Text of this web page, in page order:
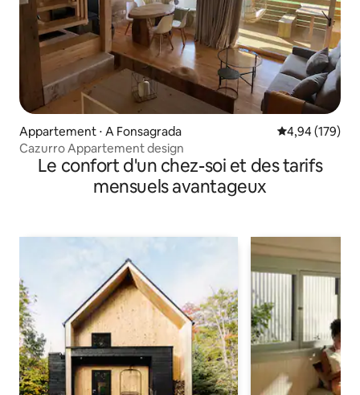
Appartement ⋅ A Fonsagrada Évaluation
4,94 (179)
Cazurro Appartement design
Le confort d'un chez-soi et des tarifs
mensuels avantageux